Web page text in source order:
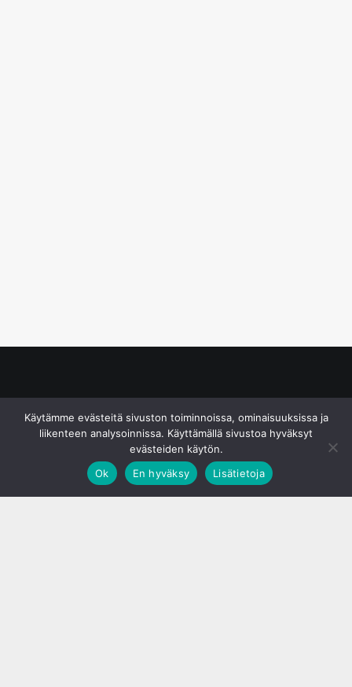
Käytämme evästeitä sivuston toiminnoissa, ominaisuuksissa ja
liikenteen analysoinnissa. Käyttämällä sivustoa hyväksyt
evästeiden käytön.
Ok
En hyväksy Lisätietoja